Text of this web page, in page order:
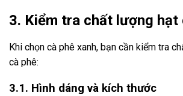
3. Kiểm tra chất lượng hạt
Khi chọn cà phê xanh, bạn cần kiểm tra
cà phê:
3.1. Hình dáng và kích thước